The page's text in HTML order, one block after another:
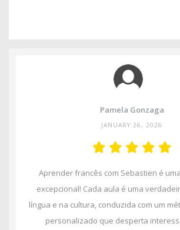
Pamela Gonzaga
JANUARY 26, 2026
Aprender francês com Sebastien é
excepcional! Cada aula é uma
língua e na cultura, conduzida com um
personalizado que desperta